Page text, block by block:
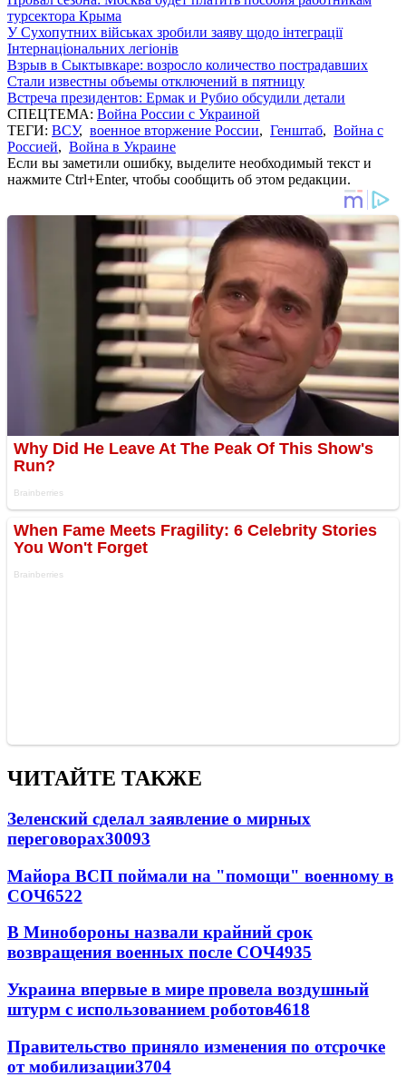
турсектора Крыма
У Сухопутних військах зробили заяву щодо інтеграції
Інтернаціональних легіонів
Взрыв в Сыктывкаре: возросло количество пострадавших
Стали известны объемы отключений в пятницу
Встреча президентов: Ермак и Рубио обсудили детали
СПЕЦТЕМА: Война России с Украиной
ТЕГИ: ВСУ, военное вторжение России, Генштаб, Война с
Россией, Война в Украине
Если вы заметили ошибку, выделите необходимый текст и
нажмите Ctrl+Enter, чтобы сообщить об этом редакции.
ЧИТАЙТЕ ТАКЖЕ
Зеленский сделал заявление о мирных
переговорах30093
Майора ВСП поймали на "помощи" военному в
СОЧ6522
В Минобороны назвали крайний срок
возвращения военных после СОЧ4935
Украина впервые в мире провела воздушный
штурм с использованием роботов4618
Правительство приняло изменения по отсрочке
от мобилизации3704